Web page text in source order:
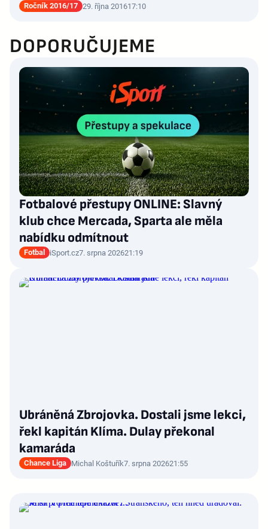
Ročník 2016/17 29. října 201617:10
DOPORUČUJEME
Fotbalové přestupy ONLINE: Slavný
klub chce Mercada, Sparta ale měla
nabídku odmítnout
Fotbal iSport.cz7. srpna 202621:19
Ubráněná Zbrojovka. Dostali jsme lekci,
řekl kapitán Klíma. Dulay překonal
kamaráda
Chance Liga Michal Koštuřík7. srpna 202621:55